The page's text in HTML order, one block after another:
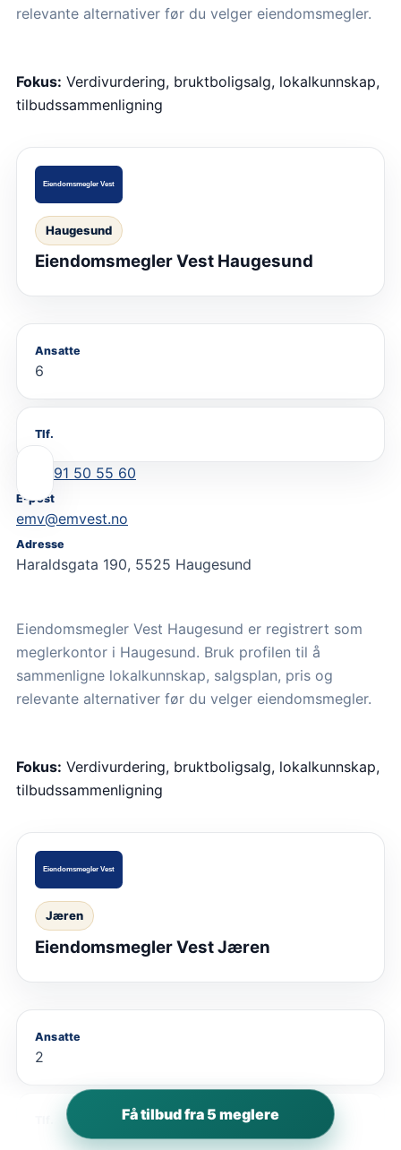
relevante alternativer før du velger eiendomsmegler.
Fokus: Verdivurdering, bruktboligsalg, lokalkunnskap,
tilbudssammenligning
Haugesund
Eiendomsmegler Vest Haugesund
Ansatte
6
Tlf.
91 50 55 60
E-post
emv@emvest.no
Adresse
Haraldsgata 190, 5525 Haugesund
Eiendomsmegler Vest Haugesund er registrert som
meglerkontor i Haugesund. Bruk profilen til å
sammenligne lokalkunnskap, salgsplan, pris og
relevante alternativer før du velger eiendomsmegler.
Fokus: Verdivurdering, bruktboligsalg, lokalkunnskap,
tilbudssammenligning
Jæren
Eiendomsmegler Vest Jæren
Ansatte
2
Få tilbud fra 5 meglere